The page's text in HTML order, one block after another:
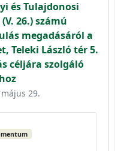
és Tulajdonosi
26.) számú
megadásáról a
Teleki László tér 5.
céljára szolgáló
29.